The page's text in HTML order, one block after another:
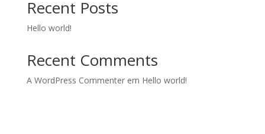
Recent Posts
Hello world!
Recent Comments
A WordPress Commenterem Hello world!